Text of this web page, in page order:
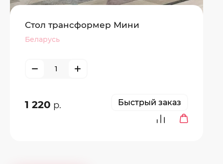
Стол трансформер Мини
Беларусь
1 220 р. Быстрый заказ